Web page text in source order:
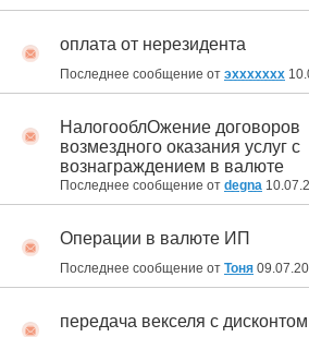
оплата от нерезидента
Последнее сообщение от эххххххх
НалогооблОжение договоров
возмездного оказания услуг с
вознаграждением в валюте
Последнее сообщение от degna
Операции в валюте ИП
Последнее сообщение от Тоня
передача векселя с дисконтом